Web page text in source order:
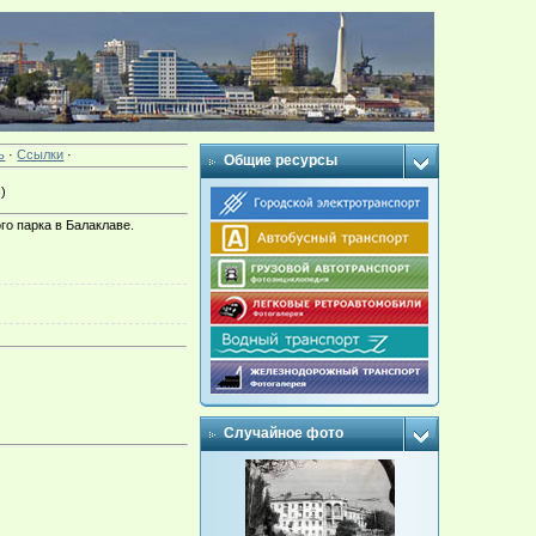
·Ссылки ·
парка в Балаклаве.
Общие ресурсы
Случайное фото